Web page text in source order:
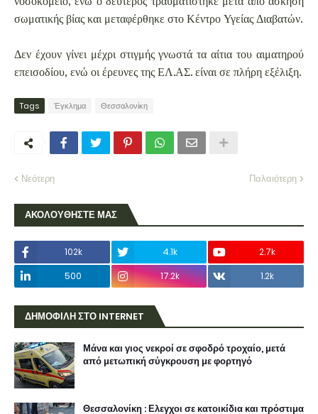
σωματικής βίας και μεταφέρθηκε στο Κέντρο Υγείας Διαβατών.
Δεν έχουν γίνει μέχρι στιγμής γνωστά τα αίτια του αιματηρού
επεισοδίου, ενώ οι έρευνες της ΕΛ.ΑΣ. είναι σε πλήρη εξέλιξη.
Tags Έγκλημα Θεσσαλονίκη
Νεότερη Παλαιότερη
ΑΚΟΛΟΥΘΗΣΤΕ ΜΑΣ
102k 4.1k
2.7k
500
17.2k 1.2k
ΔΗΜΟΦΙΛΗ ΣΤΟ INTERNET
Μάνα και γιος νεκροί σε σφοδρό τροχαίο, μετά
από μετωπική σύγκρουση με φορτηγό
Θεσσαλονίκη : Ελεγχοι σε κατοικίδια και πρόστιμα